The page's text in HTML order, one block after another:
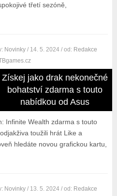
třetí sezóně,
Novinky / 14. 5. 2024 / od: Redakce
Získej jako drak nekonečné
bohatství zdarma s touto
nabídkou od Asus
Infinite Wealth zdarma s touto
toužili hrát Like a
hledáte novou grafickou kartu,
Novinky / 13. 5. 2024 / od: Redakce